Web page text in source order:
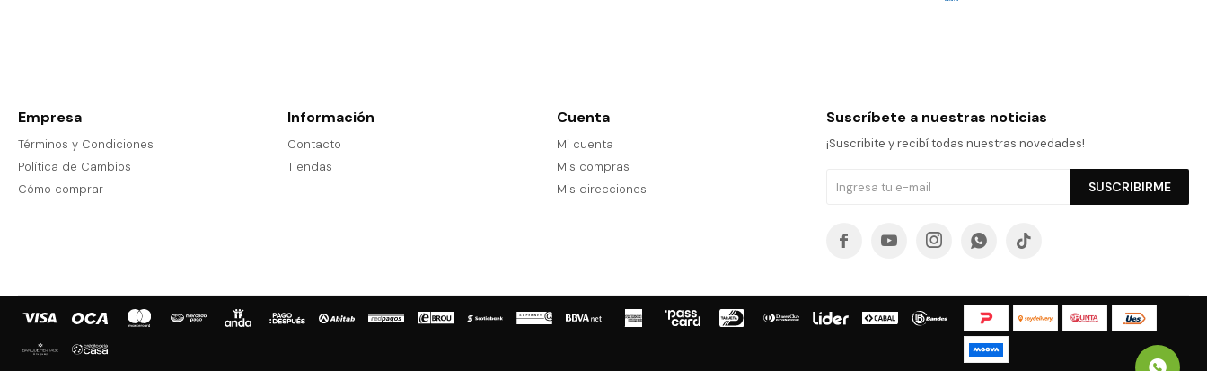
Empresa
Términos y Condiciones
Política de Cambios
Cómo comprar
Información
Contacto
Tiendas
Cuenta
Mi cuenta
Mis compras
Mis direcciones
Suscríbete a nuestras noticias
¡Suscribite y recibí todas nuestras novedades!
SUSCRIBIRME
    